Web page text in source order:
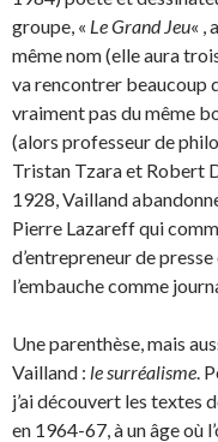
groupe, « Le Grand Jeu« ,
même nom (elle aura
va rencontrer beaucoup
vraiment pas du même
(alors professeur de
Tristan Tzara et Robert
1928, Vailland
Pierre Lazareff qui
d’entrepreneur de
l’embauche comme
Une parenthèse, mais
Vailland : le surréalisme.
j’ai découvert les textes
en 1964-67, à un âge où